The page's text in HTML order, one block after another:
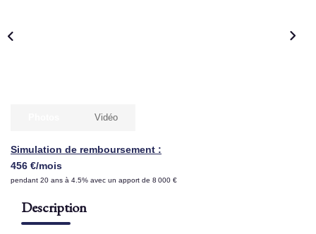
Contact
Simulation de remboursement :
456 €/mois
pendant 20 ans à 4.5% avec un apport de 8 000 €
Vidéo
Description